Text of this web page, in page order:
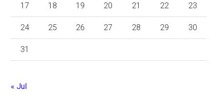
17 18 19 20 21 22 23
24 25 26 27 28 29 30
31
« Jul